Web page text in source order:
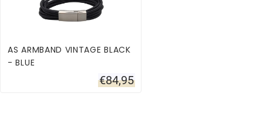
AS ARMBAND VINTAGE BLACK
- BLUE
€84,95